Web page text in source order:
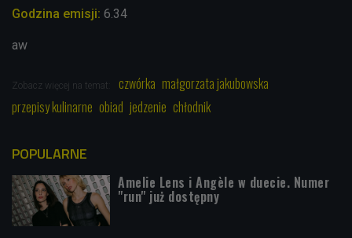
Godzina emisji: 6.34
aw
Zobacz więcej na temat: czwórka małgorzata jakubowska
przepisy kulinarne obiad jedzenie chłodnik
POPULARNE
Amelie Lens i Angèle w duecie. Numer
"run" już dostępny